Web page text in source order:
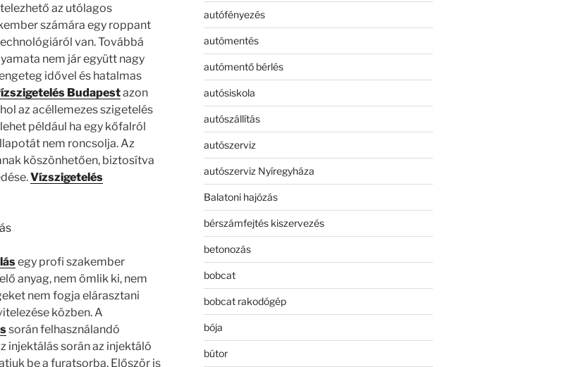
az utólagos
számára egy roppant
van. Továbbá
nem jár együtt nagy
idővel és hatalmas
Budapestazon
az acéllemezes szigetelés
például ha egy kőfalról
nem roncsolja. Az
köszönhetően, biztosítva
Vízszigetelés
egy profi szakember
anyag, nem ömlik ki, nem
nem fogja elárasztani
közben. A
során felhasználandó
injektálás során az injektáló
be a furatsorba. Először is
autófényezés
autómentés
autómentő bérlés
autósiskola
autószállítás
autószerviz
autószerviz Nyíregyháza
Balatoni hajózás
bérszámfejtés kiszervezés
betonozás
bobcat
bobcat rakodógép
bója
bútor